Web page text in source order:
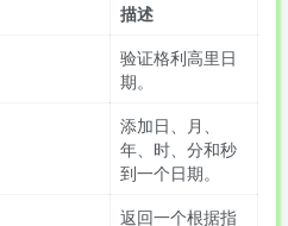
描述
验证格利高里日
期。
添加日、月、
年、时、分和秒
到一个日期。
返回一个根据指